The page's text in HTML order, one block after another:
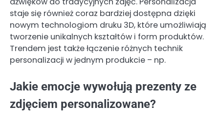
staje się również coraz bardziej dostępna dzięki
nowym technologiom druku 3D, które umożliwiają
tworzenie unikalnych kształtów i form produktów.
Trendem jest także łączenie różnych technik
personalizacji w jednym produkcie – np.
Jakie emocje wywołują prezenty ze
zdjęciem personalizowane?